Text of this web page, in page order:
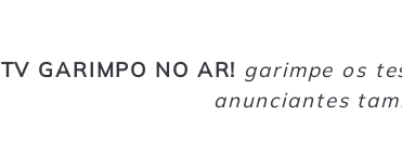
TV GARIMPO NO AR! garimpe os
anunciantes